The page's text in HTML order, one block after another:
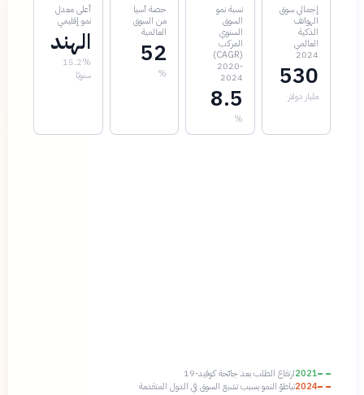
إجمالي سوق
الهواتف
الذكية
العالمي
2024
530
مليار دولار
نسبة نمو
السوق
السنوي
المركب
(CAGR)
2020-
2024
8.5
%
حصة آسيا
من السوق
العالمية
52
%
أعلى معدل
نمو إقليمي
الهند
15.2%
سنويًا
2021ارتفاع الطلب بعد جائحة كوفيد-19
2024تباطؤ النمو بسبب تشبع السوق في الدول المتقدمة